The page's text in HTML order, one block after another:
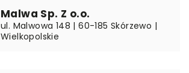
Malwa Sp. Z o.o.
ul. Malwowa 148 | 60-185 Skórzewo |
Wielkopolskie